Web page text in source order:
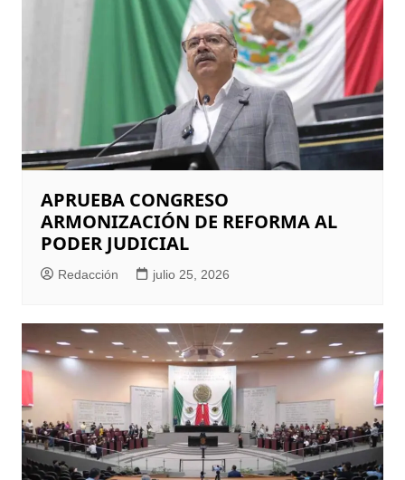
APRUEBA CONGRESO
ARMONIZACIÓN DE REFORMA AL
PODER JUDICIAL
Redacción julio 25, 2026